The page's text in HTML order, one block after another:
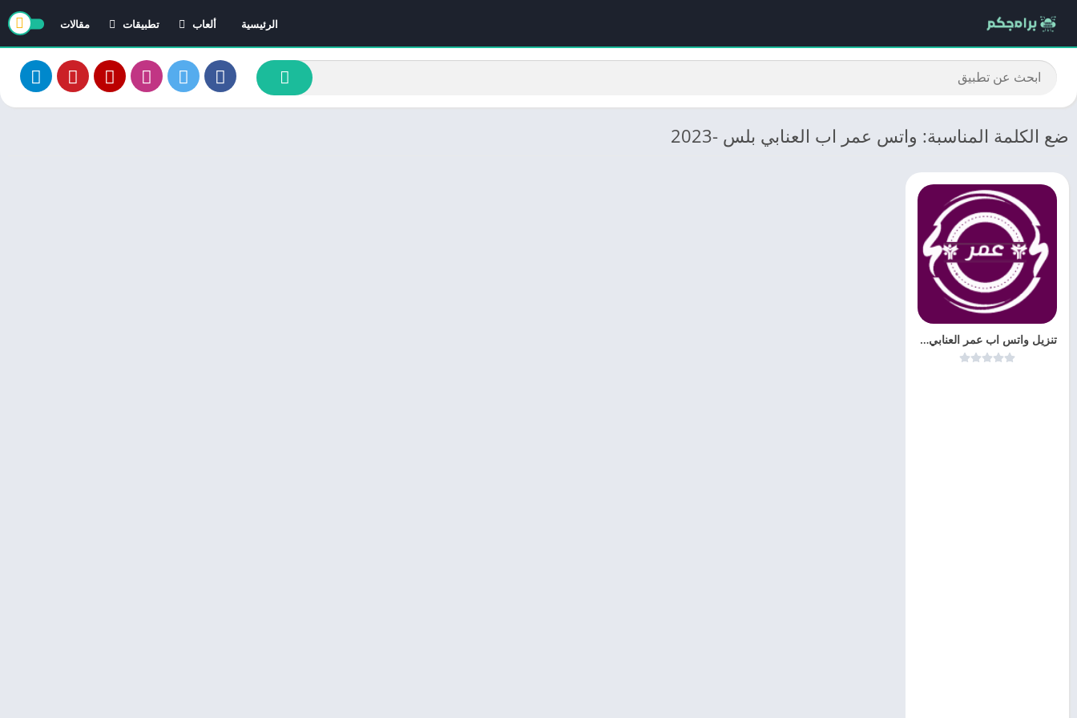
الرئيسية
ألعاب
العاب ايفون
العاب اندرويد
تطبيقات
تطبيقات ايفون
تطبيقات اندرويد
مقالات
ضع الكلمة المناسبة: واتس عمر اب العنابي بلس -2023
تنزيل واتس اب عمر العنابي آخر اصدار 2023 OBWhatsApp